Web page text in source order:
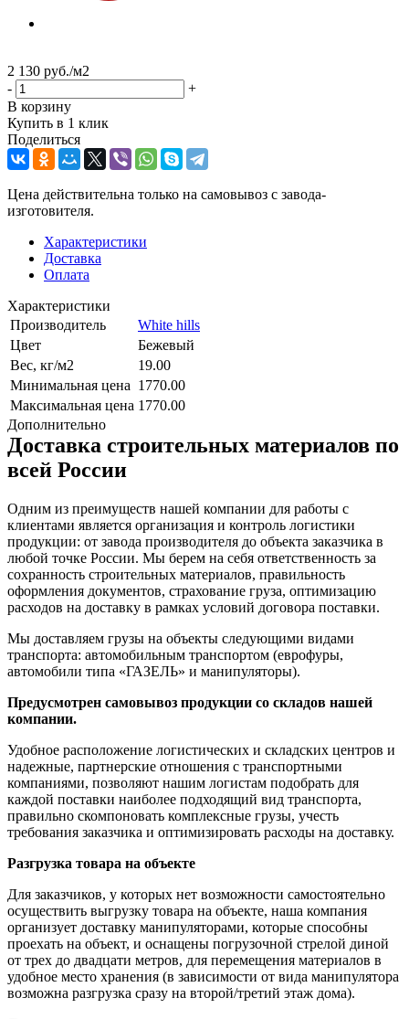
2 130 руб./м2
-
+
В корзину
Купить в 1 клик
Поделиться
Цена действительна только на самовывоз с завода-
изготовителя.
Характеристики
Доставка
Оплата
Характеристики
Производитель
White hills
Цвет
Бежевый
Вес, кг/м2
19.00
Минимальная цена 1770.00
Максимальная цена 1770.00
Дополнительно
Доставка строительных материалов по
всей России
Одним из преимуществ нашей компании для работы с
клиентами является организация и контроль логистики
продукции: от завода производителя до объекта заказчика в
любой точке России. Мы берем на себя ответственность за
сохранность строительных материалов, правильность
оформления документов, страхование груза, оптимизацию
расходов на доставку в рамках условий договора поставки.
Мы доставляем грузы на объекты следующими видами
транспорта: автомобильным транспортом (еврофуры,
автомобили типа «ГАЗЕЛЬ» и манипуляторы).
Предусмотрен самовывоз продукции со складов нашей
компании.
Удобное расположение логистических и складских центров и
надежные, партнерские отношения с транспортными
компаниями, позволяют нашим логистам подобрать для
каждой поставки наиболее подходящий вид транспорта,
правильно скомпоновать комплексные грузы, учесть
требования заказчика и оптимизировать расходы на доставку.
Разгрузка товара на объекте
Для заказчиков, у которых нет возможности самостоятельно
осуществить выгрузку товара на объекте, наша компания
организует доставку манипуляторами, которые способны
проехать на объект, и оснащены погрузочной стрелой диной
от трех до двадцати метров, для перемещения материалов в
удобное место хранения (в зависимости от вида манипулятора
возможна разгрузка сразу на второй/третий этаж дома).